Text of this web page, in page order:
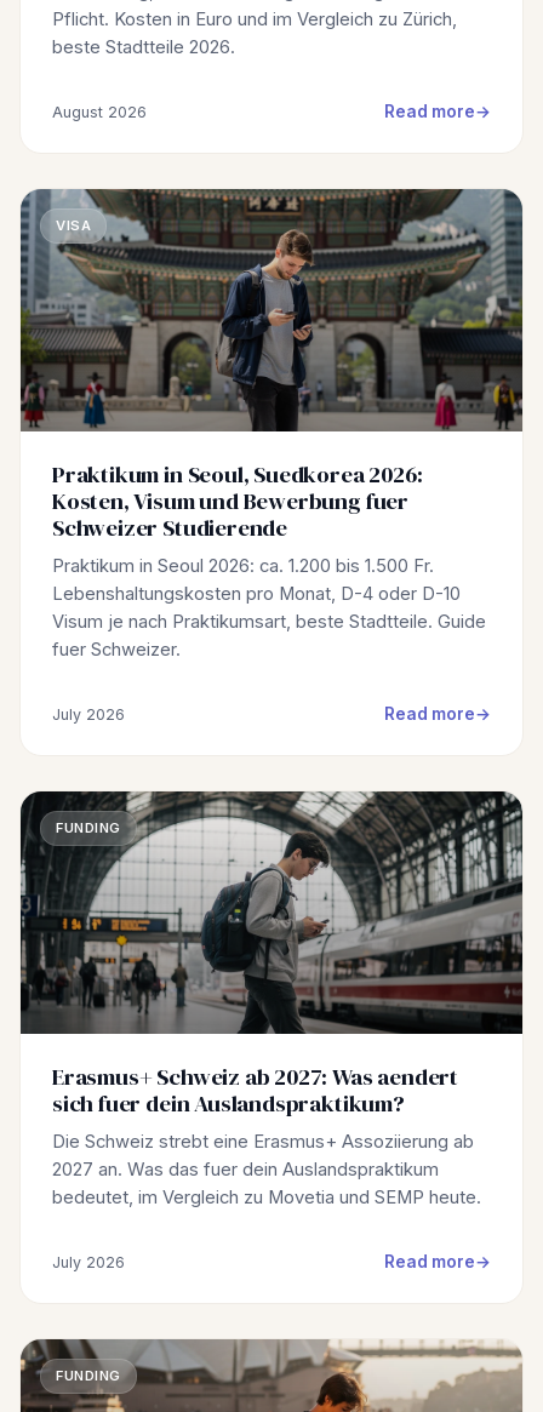
Pflicht. Kosten in Euro und im Vergleich zu Zürich,
beste Stadtteile 2026.
August 2026 Read more
VISA
Praktikum in Seoul, Suedkorea 2026:
Kosten, Visum und Bewerbung fuer
Schweizer Studierende
Praktikum in Seoul 2026: ca. 1.200 bis 1.500 Fr.
Lebenshaltungskosten pro Monat, D-4 oder D-10
Visum je nach Praktikumsart, beste Stadtteile. Guide
fuer Schweizer.
July 2026 Read more
FUNDING
Erasmus+ Schweiz ab 2027: Was aendert
sich fuer dein Auslandspraktikum?
Die Schweiz strebt eine Erasmus+ Assoziierung ab
2027 an. Was das fuer dein Auslandspraktikum
bedeutet, im Vergleich zu Movetia und SEMP heute.
July 2026 Read more
FUNDING